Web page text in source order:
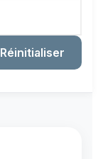
Réinitialiser